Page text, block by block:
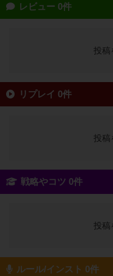
レビュー 0件
投稿
リプレイ 0件
投稿
戦略やコツ 0件
投稿
ルール/インスト 0件